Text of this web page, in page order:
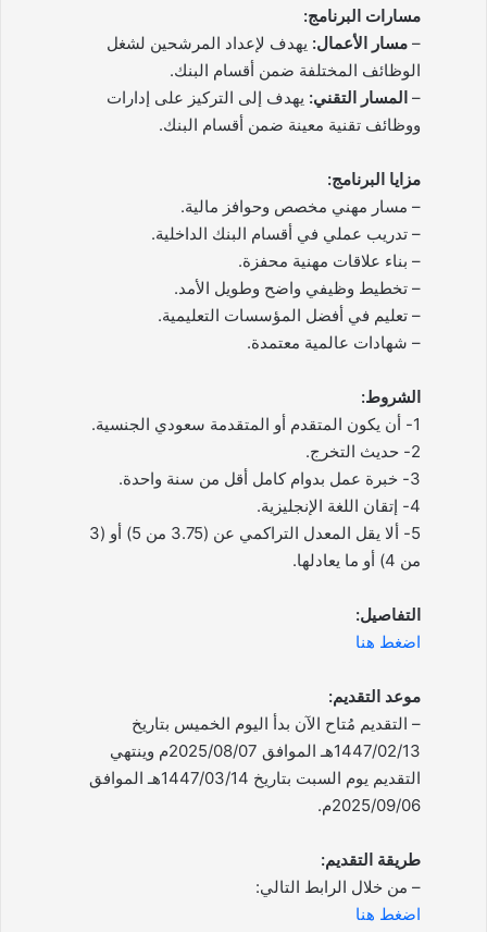
مسارات البرنامج:
– مسار الأعمال: يهدف لإعداد المرشحين لشغل
الوظائف المختلفة ضمن أقسام البنك.
– المسار التقني: يهدف إلى التركيز على إدارات
ووظائف تقنية معينة ضمن أقسام البنك.
مزايا البرنامج:
– مسار مهني مخصص وحوافز مالية.
– تدريب عملي في أقسام البنك الداخلية.
– بناء علاقات مهنية محفزة.
– تخطيط وظيفي واضح وطويل الأمد.
– تعليم في أفضل المؤسسات التعليمية.
– شهادات عالمية معتمدة.
الشروط:
1- أن يكون المتقدم أو المتقدمة سعودي الجنسية.
2- حديث التخرج.
3- خبرة عمل بدوام كامل أقل من سنة واحدة.
4- إتقان اللغة الإنجليزية.
5- ألا يقل المعدل التراكمي عن (3.75 من 5) أو (3
من 4) أو ما يعادلها.
التفاصيل:
اضغط هنا
موعد التقديم:
– التقديم مُتاح الآن بدأ اليوم الخميس بتاريخ
1447/02/13هـ الموافق 2025/08/07م وينتهي
التقديم يوم السبت بتاريخ 1447/03/14هـ الموافق
2025/09/06م.
طريقة التقديم:
– من خلال الرابط التالي:
اضغط هنا